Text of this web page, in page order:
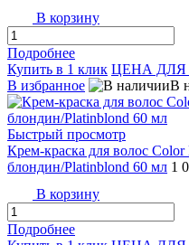
В корзину
Подробнее
Купить в 1 клик ЦЕНА
В избранное
В
Быстрый просмотр
Крем-краска для волос
блондин/Platinblond 60 мл 1
В корзину
Подробнее